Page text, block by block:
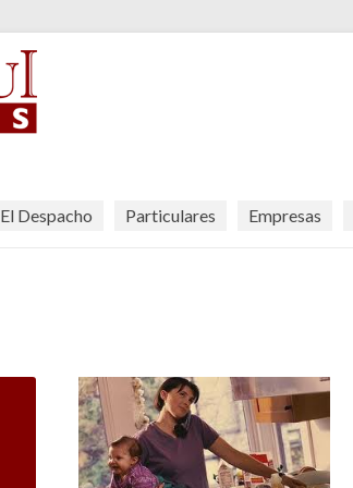
El Despacho Particulares Empresas